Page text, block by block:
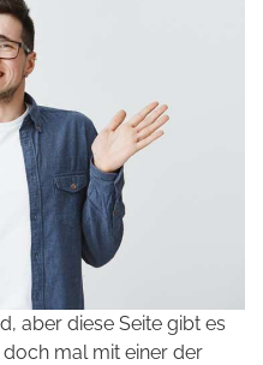
aber diese Seite gibt es
doch mal mit einer der